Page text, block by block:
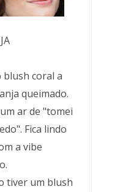
blush coral a
queimado.
ar de "tomei
Fica lindo
a vibe
tiver um blush